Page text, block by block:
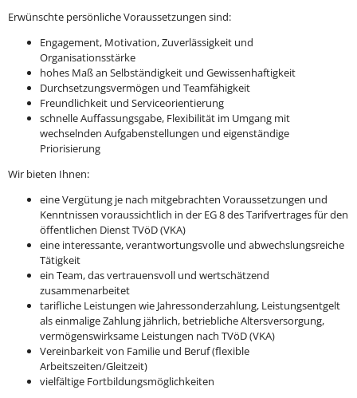
Erwünschte persönliche Voraussetzungen sind:
Engagement, Motivation, Zuverlässigkeit und
Organisationsstärke
hohes Maß an Selbständigkeit und Gewissenhaftigkeit
Durchsetzungsvermögen und Teamfähigkeit
Freundlichkeit und Serviceorientierung
schnelle Auffassungsgabe, Flexibilität im Umgang mit
wechselnden Aufgabenstellungen und eigenständige
Priorisierung
Wir bieten Ihnen:
eine Vergütung je nach mitgebrachten Voraussetzungen und
Kenntnissen voraussichtlich in der EG 8 des Tarifvertrages für den
öffentlichen Dienst TVöD (VKA)
eine interessante, verantwortungsvolle und abwechslungsreiche
Tätigkeit
ein Team, das vertrauensvoll und wertschätzend
zusammenarbeitet
tarifliche Leistungen wie Jahressonderzahlung, Leistungsentgelt
als einmalige Zahlung jährlich, betriebliche Altersversorgung,
vermögenswirksame Leistungen nach TVöD (VKA)
Vereinbarkeit von Familie und Beruf (flexible
Arbeitszeiten/Gleitzeit)
vielfältige Fortbildungsmöglichkeiten